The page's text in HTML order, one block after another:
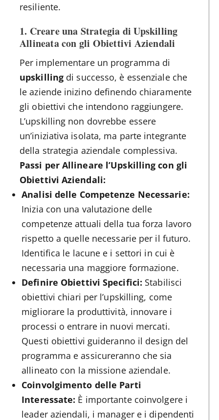
resiliente.
1. Creare una Strategia di Upskilling
Allineata con gli Obiettivi Aziendali
Per implementare un programma di
upskilling di successo, è essenziale che
le aziende inizino definendo chiaramente
gli obiettivi che intendono raggiungere.
L’upskilling non dovrebbe essere
un’iniziativa isolata, ma parte integrante
della strategia aziendale complessiva.
Passi per Allineare l’Upskilling con gli
Obiettivi Aziendali:
Analisi delle Competenze Necessarie:
Inizia con una valutazione delle
competenze attuali della tua forza lavoro
rispetto a quelle necessarie per il futuro.
Identifica le lacune e i settori in cui è
necessaria una maggiore formazione.
Definire Obiettivi Specifici: Stabilisci
obiettivi chiari per l’upskilling, come
migliorare la produttività, innovare i
processi o entrare in nuovi mercati.
Questi obiettivi guideranno il design del
programma e assicureranno che sia
allineato con la missione aziendale.
Coinvolgimento delle Parti
Interessate: È importante coinvolgere i
leader aziendali, i manager e i dipendenti